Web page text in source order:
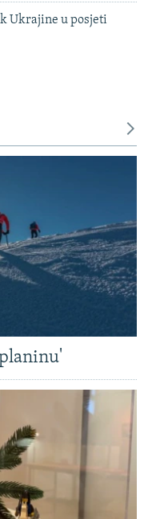
Ukrajine u posjeti